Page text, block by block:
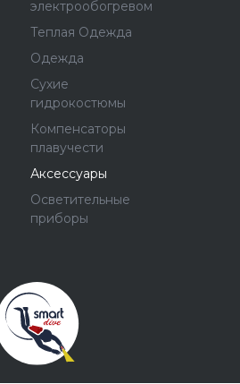
электрообогревом
Теплая Одежда
Одежда
Сухие
гидрокостюмы
Компенсаторы
плавучести
Аксессуары
Осветительные
приборы